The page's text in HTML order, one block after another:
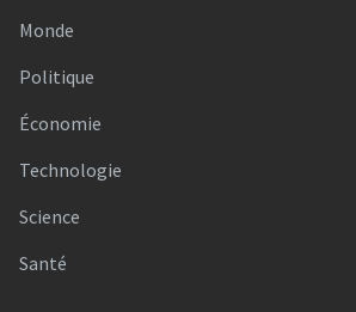
Monde
Politique
Économie
Technologie
Science
Santé